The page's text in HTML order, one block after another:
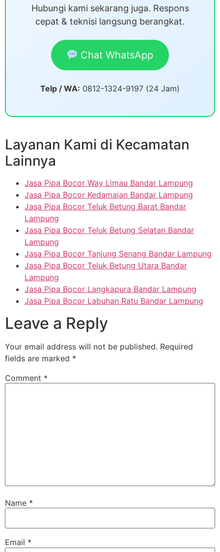
Hubungi kami sekarang juga. Respons
cepat & teknisi langsung berangkat.
Chat WhatsApp
Telp / WA: 0812-1324-9197 (24 Jam)
Layanan Kami di Kecamatan
Lainnya
Jasa Pipa Bocor Way Limau Bandar Lampung
Jasa Pipa Bocor Kedamaian Bandar Lampung
Jasa Pipa Bocor Teluk Betung Barat Bandar
Lampung
Jasa Pipa Bocor Teluk Betung Selatan Bandar
Lampung
Jasa Pipa Bocor Tanjung Senang Bandar Lampung
Jasa Pipa Bocor Teluk Betung Utara Bandar
Lampung
Jasa Pipa Bocor Langkapura Bandar Lampung
Jasa Pipa Bocor Labuhan Ratu Bandar Lampung
Leave a Reply
Your email address will not be published. Required
fields are marked *
Comment *
Name *
Email *